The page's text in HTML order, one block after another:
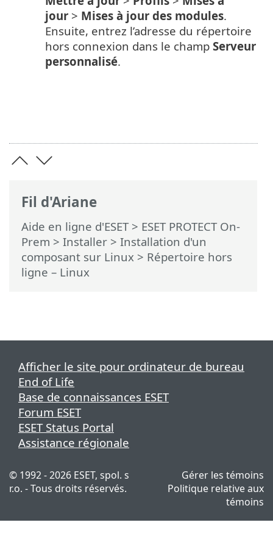
Fil d'Ariane
Aide en ligne d'ESET> ESET PROTECT On-
Prem > Installer > Installation d'un
composant sur Linux > Répertoire hors
ligne – Linux
jour > Mises à jour des modules.
Ensuite, entrez l’adresse du répertoire
hors connexion dans le champ Serveur
personnalisé.
Afficher le site pour ordinateur de bureau
End of Life
Base de connaissances ESET
Forum ESET
ESET Status Portal
Assistance régionale
© 1992 - 2026 ESET, spol. s
r.o. - Tous droits réservés.
Gérer les témoins
Politique relative aux
témoins